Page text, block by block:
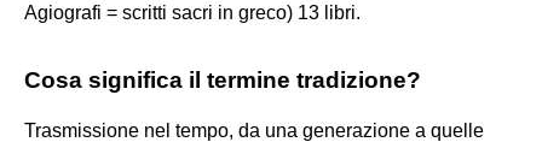
Agiografi = scritti sacri in greco) 13 libri.
Cosa significa il termine tradizione?
Trasmissione nel tempo, da una generazione a quelle